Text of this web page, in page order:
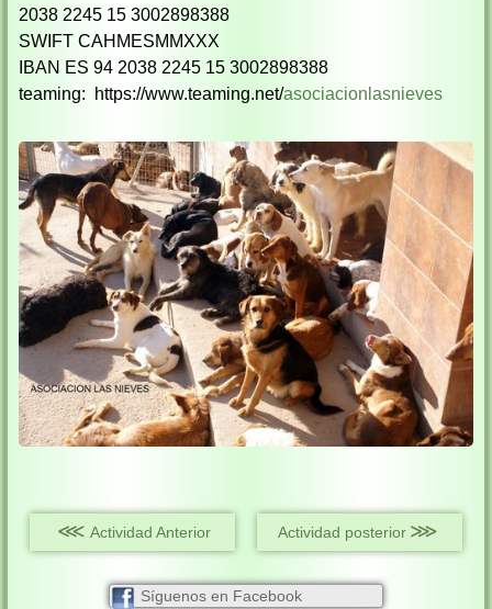
2038 2245 15 3002898388
SWIFT CAHMESMMXXX
IBAN ES 94 2038 2245 15 3002898388
teaming:
https://www.teaming.net/asociacionlasnieves
⋘ Actividad Anterior Actividad posterior ⋙
Síguenos en Facebook